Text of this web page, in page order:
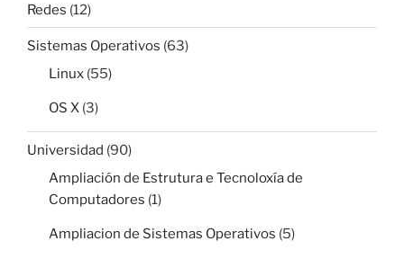
Redes (12)
Sistemas Operativos (63)
Linux (55)
OS X (3)
Universidad (90)
Ampliación de Estrutura e Tecnoloxía de
Computadores (1)
Ampliacion de Sistemas Operativos (5)